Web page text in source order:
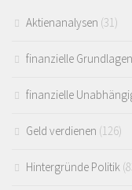
Aktienanalysen (31)
finanzielle Grundlagen
finanzielle
Geld verdienen (126)
Hintergründe Politik